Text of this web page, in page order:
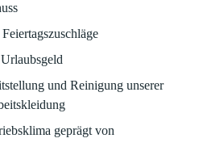
und Reinigung unserer
geprägt von